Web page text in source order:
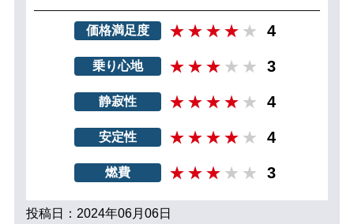
価格満足度 4
乗り心地 3
静寂性 4
安定性 4
燃費 3
投稿日：2024年06月06日